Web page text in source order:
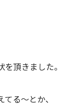
頂きました。
る～とか、